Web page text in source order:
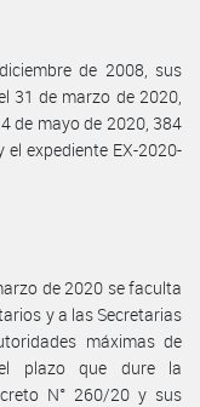
de 2008, sus
31 de marzo de 2020,
de mayo de 2020, 384
expediente EX-2020-
de 2020 se faculta
y a las Secretarias
máximas de
el plazo que dure la
N° 260/20 y sus